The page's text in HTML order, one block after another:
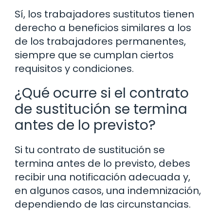
Sí, los trabajadores sustitutos tienen
derecho a beneficios similares a los
de los trabajadores permanentes,
siempre que se cumplan ciertos
requisitos y condiciones.
¿Qué ocurre si el contrato
de sustitución se termina
antes de lo previsto?
Si tu contrato de sustitución se
termina antes de lo previsto, debes
recibir una notificación adecuada y,
en algunos casos, una indemnización,
dependiendo de las circunstancias.